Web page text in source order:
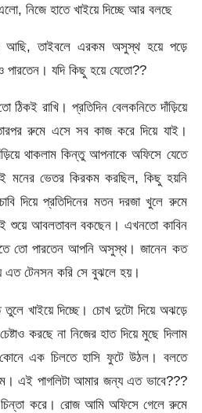
এলো, নিজে হাতে খাইয়ে দিচ্ছে আর বলছে
তাইবলে এরকম অসুস্থ হয়ে পড়ে
যদি কিছু হয়ে যেতো??
রাখি। প্রতিদিন বেলকনিতে দাঁড়িয়ে
রুমে এসে সব কাজ করে দিয়ে যাই।
থাকলাম কিন্তু আপনাকে অফিসে যেতে
মনের ভেতর কিরকম করছিল, কিছু হয়নি
দিয়ে প্রতিদিনের মতন দরজা খুলে রুমে
শুয়ে আবলতাবল বকছেন। এখনতো কাবিন
তো পারতেন আপনি অসুস্থ। জানেন কত
এত টেনসন করি সে বুঝলে হয়।
খাইয়ে দিচ্ছে। চোখ দুটো দিয়ে অঝড়ে
করছে না নিজের হাত দিয়ে মুছে দিলাম
এক চিলতে হাসি ফুটে উঠল। বলতে
এই পাগলিটা আমার জন্য এত ভাবে???
করে। রোজ আমি অফিসে গেলে রুমে